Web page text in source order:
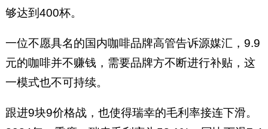
够达到400杯。
一位不愿具名的国内咖啡品牌高管告诉源媒汇，9.9
元的咖啡并不赚钱，需要品牌方不断进行补贴，这
一模式也不可持续。
跟进9块9价格战，也使得瑞幸的毛利率接连下滑。